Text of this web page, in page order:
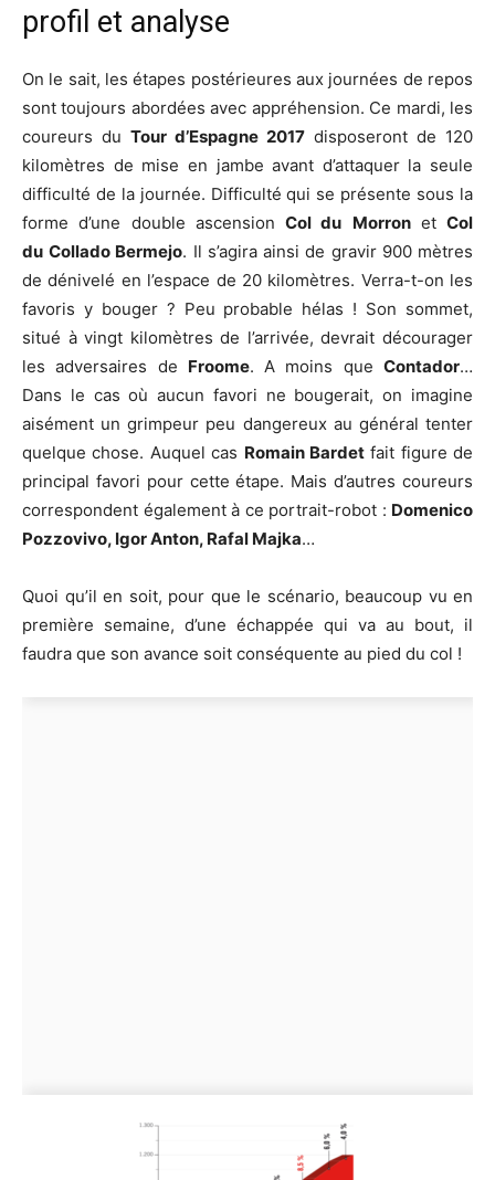
profil et analyse
On le sait, les étapes postérieures aux journées de repos
sont toujours abordées avec appréhension. Ce mardi, les
coureurs du Tour d’Espagne 2017 disposeront de 120
kilomètres de mise en jambe avant d’attaquer la seule
difficulté de la journée. Difficulté qui se présente sous la
forme d’une double ascension Col du Morronet Col
du Collado Bermejo. Il s’agira ainsi de gravir 900 mètres
de dénivelé en l’espace de 20 kilomètres. Verra-t-on les
favoris y bouger ? Peu probable hélas ! Son sommet,
situé à vingt kilomètres de l’arrivée, devrait décourager
les adversaires de Froome. A moins queContador…
Dans le cas où aucun favori ne bougerait, on imagine
aisément un grimpeur peu dangereux au général tenter
quelque chose. Auquel cas Romain Bardetfait figure de
principal favori pour cette étape. Mais d’autres coureurs
correspondent également à ce portrait-robot : Domenico
Pozzovivo, Igor Anton, Rafal Majka…
Quoi qu’il en soit, pour que le scénario, beaucoup vu en
première semaine, d’une échappée qui va au bout, il
faudra que son avance soit conséquente au pied du col !